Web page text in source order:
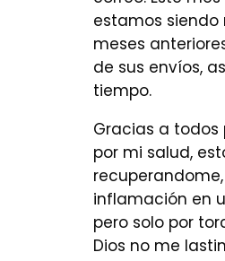
estamos siendo
meses
de sus envíos,
tiempo.
Gracias a todos
por mi salud,
inflamación en
pero solo por
Dios no me